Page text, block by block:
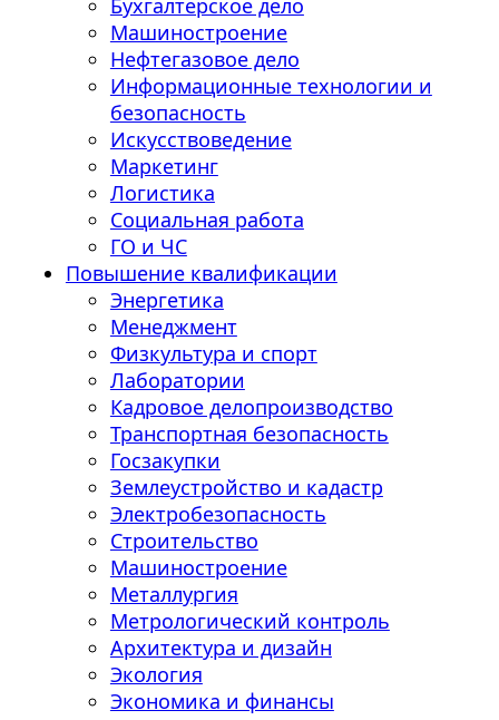
Бухгалтерское дело
Машиностроение
Нефтегазовое дело
Информационные технологии и
безопасность
Искусствоведение
Маркетинг
Логистика
Социальная работа
ГО и ЧС
Повышение квалификации
Энергетика
Менеджмент
Физкультура и спорт
Лаборатории
Кадровое делопроизводство
Транспортная безопасность
Госзакупки
Землеустройство и кадастр
Электробезопасность
Строительство
Машиностроение
Металлургия
Метрологический контроль
Архитектура и дизайн
Экология
Экономика и финансы